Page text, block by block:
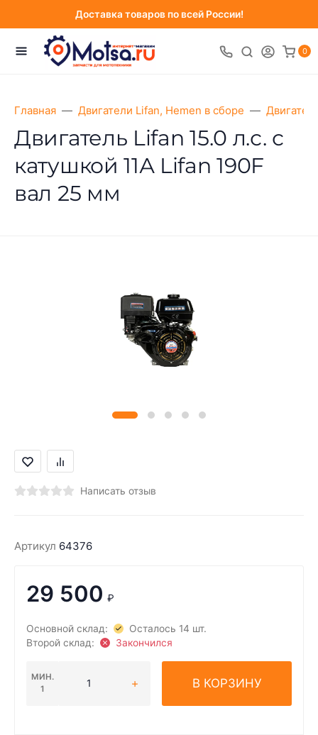
Доставка товаров по всей России!
0
Главная Двигатели Lifan, Hemen в сборе
Двигатель Lifan 15.0 л.с. с
катушкой 11А Lifan 190F
вал 25 мм
Написать отзыв
Артикул 64376
29 500 ₽
Основной склад:
Осталось 14 шт.
Второй склад:
Закончился
МИН.
1
В КОРЗИНУ